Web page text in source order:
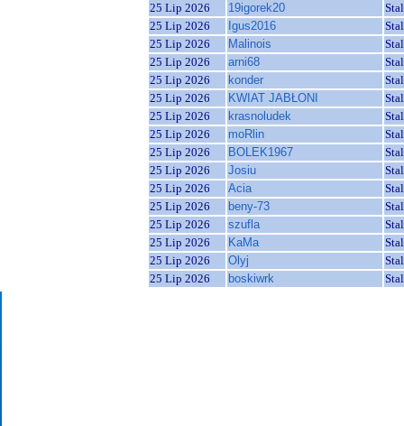
25 Lip 2026
19igorek20
25 Lip 2026
Igus2016
25 Lip 2026
Malinois
25 Lip 2026
arni68
25 Lip 2026
konder
25 Lip 2026
KWIAT JABŁONI
25 Lip 2026
krasnoludek
25 Lip 2026
moRlin
25 Lip 2026
BOLEK1967
25 Lip 2026
Josiu
25 Lip 2026
Acia
25 Lip 2026
beny-73
25 Lip 2026
szufla
25 Lip 2026
KaMa
25 Lip 2026
Olyj
25 Lip 2026
boskiwrk